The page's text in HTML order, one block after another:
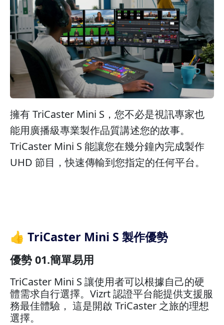
擁有 TriCaster Mini S，您不必是視訊專家也
能用廣播級專業製作品質講述您的故事。
TriCaster Mini S 能讓您在幾分鐘內完成製作
UHD 節目，快速傳輸到您指定的任何平台。
👍 TriCaster Mini S 製作優勢
優勢 01.簡單易用
TriCaster Mini S 讓使用者可以根據自己的硬
體需求自行選擇。Vizrt 認證平台能提供支援服
務最佳體驗， 這是開啟 TriCaster 之旅的理想
選擇。